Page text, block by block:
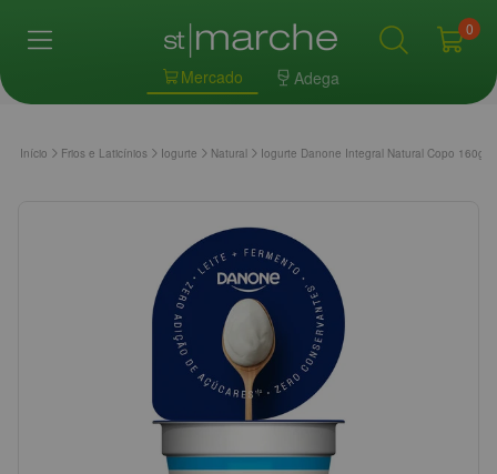
Mercado Adega
0
Início Frios e Laticínios Iogurte Natural Iogurte Danone Integral Natural Copo 160g